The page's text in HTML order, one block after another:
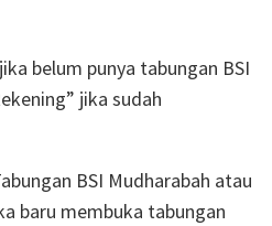
belum punya tabungan BSI
jika sudah
BSI Mudharabah atau
baru membuka tabungan